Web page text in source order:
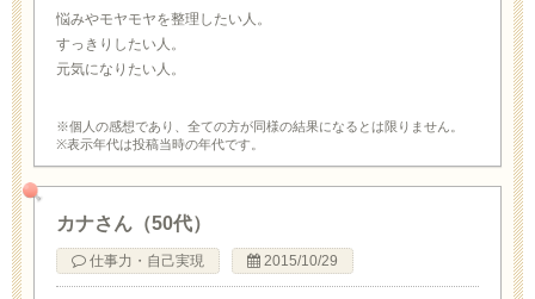
悩みやモヤモヤを整理したい人。
すっきりしたい人。
元気になりたい人。
※個人の感想であり、全ての方が同様の結果になるとは限りません。
※表示年代は投稿当時の年代です。
カナさん（50代）
仕事力・自己実現 2015/10/29